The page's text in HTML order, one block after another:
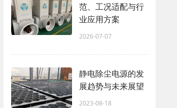
范、工况适配与行
业应用方案
2026-07-07
静电除尘电源的发
展趋势与未来展望
2023-08-18